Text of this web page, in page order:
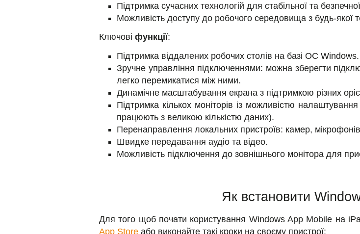
Підтримка сучасних технологій для стабільної та
Можливість доступу до робочого середовища з будь-якої
Ключові функції:
Підтримка віддалених робочих столів на базі ОС Windows.
Зручне управління підключеннями: можна зберегти
легко перемикатися між ними.
Динамічне масштабування екрана з підтримкою різних
Підтримка кількох моніторів із можливістю
працюють з великою кількістю даних).
Перенаправлення локальних пристроїв: камер,
Швидке передавання аудіо та відео.
Можливість підключення до зовнішнього монітора для
Як встановити
Для того щоб почати користування Windows App Mobile на
App Store або виконайте такі кроки на своєму пристрої: